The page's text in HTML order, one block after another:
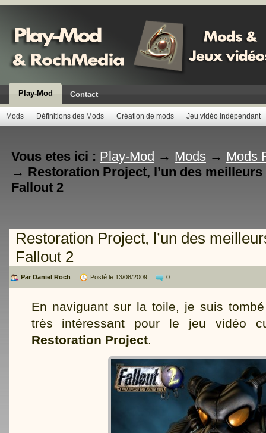
Play-Mod Contact
Mods Définitions des Mods Création de mods Jeu vidéo indépendant
Vous etes ici : Play-Mod → Mods → Mods
→ Restoration Project, l’un des
Fallout 2
Restoration Project, l’un des
Fallout 2
Par Daniel Roch Posté le 13/08/2009 0
En naviguant sur la toile, je suis
très intéressant pour le jeu vidéo
Restoration Project.